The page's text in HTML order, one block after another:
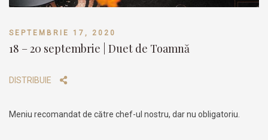
SEPTEMBRIE 17, 2020
18 – 20 septembrie | Duet de Toamnă
DISTRIBUIE
Meniu recomandat de către chef-ul nostru, dar nu obligatoriu.